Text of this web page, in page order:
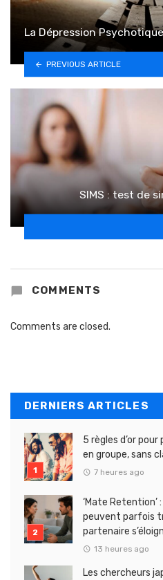
La Dépression Psychotique
PREVIOUS ARTICLE
SIMS : test de
COMMENTS
Comments are closed.
DERNIERS ARTICLES
5 règles d’or
en groupe, sans
7 heures ago
‘Mate
peuvent parfois
partenaire
13 heures ago
Les chercheurs